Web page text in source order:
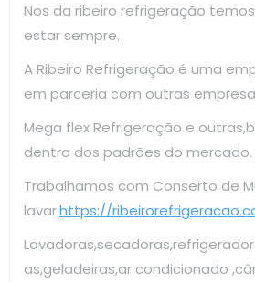
Nos da ribeiro refrigeração
estar sempre.
A Ribeiro Refrigeração é uma
em parceria com outras
Mega flex Refrigeração e
dentro dos padrões do mercado.
Trabalhamos com Conserto de
lavar.https://
as,geladeiras,ar condicionado